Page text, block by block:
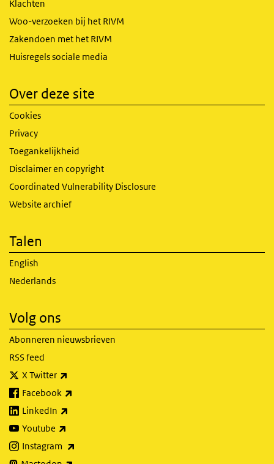
Klachten
Woo-verzoeken bij het RIVM
Zakendoen met het RIVM
Huisregels sociale media
Over deze site
Cookies
Privacy
Toegankelijkheid
Disclaimer en copyright
Coordinated Vulnerability Disclosure
Website archief
Talen
English
Nederlands
Volg ons
Abonneren nieuwsbrieven
RSS feed
X Twitter
Facebook
LinkedIn
Youtube
Instagram